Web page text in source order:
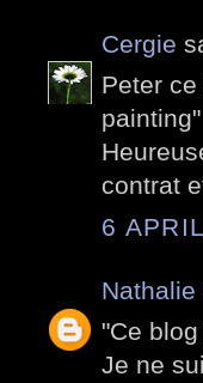
Cergie
Peter
contrat
6
Nathalie
"Ce
Je ne